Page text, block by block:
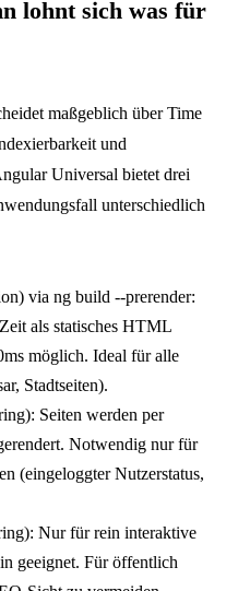
lohnt sich was für
maßgeblich über Time
und
Universal bietet drei
unterschiedlich
via ng build --prerender:
als statisches HTML
möglich. Ideal für alle
Stadtseiten).
Seiten werden per
Notwendig nur für
(eingeloggter Nutzerstatus,
Nur für rein interaktive
geeignet. Für öffentlich